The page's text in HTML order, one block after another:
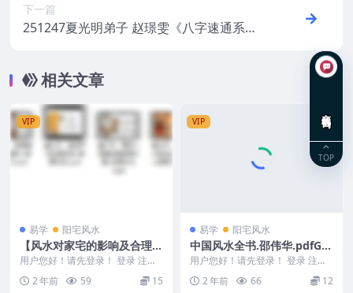
下一篇
251247夏光明弟子 赵璟雯《八字速通系列
相关文章
VIP
易学 阳宅风水
【风水对家宅的影响及合理布
局方式】金镖门易星
用户您好！请先登录！ 登录 注册
【风水对家宅的影响及合理布局方
式】金镖门易星 ...
2 年前 59 15
VIP
易学 阳宅风水
中国风水全书.邵伟华.pdfG1
4
用户您好！请先登录！ 登录 注册
中国风水全书.邵伟华.pdf Y2302-1
9... 2 年前 66 12
TOP